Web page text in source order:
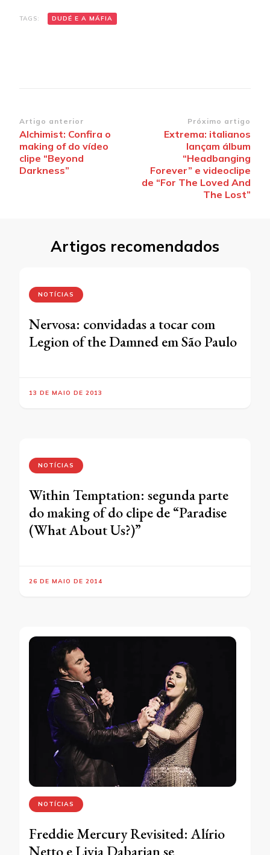
TAGS: DUDÉ E A MÁFIA
Navegação
de
post
Artigo anterior
Alchimist: Confira o
making of do vídeo
clipe “Beyond
Darkness”
Próximo artigo
Extrema: italianos
lançam álbum
“Headbanging
Forever” e videoclipe
de “For The Loved And
The Lost”
Artigos recomendados
NOTÍCIAS
Nervosa: convidadas a tocar com
Legion of the Damned em São Paulo
13 DE MAIO DE 2013
NOTÍCIAS
Within Temptation: segunda parte
do making of do clipe de “Paradise
(What About Us?)”
26 DE MAIO DE 2014
NOTÍCIAS
Freddie Mercury Revisited: Alírio
Netto e Livia Dabarian se